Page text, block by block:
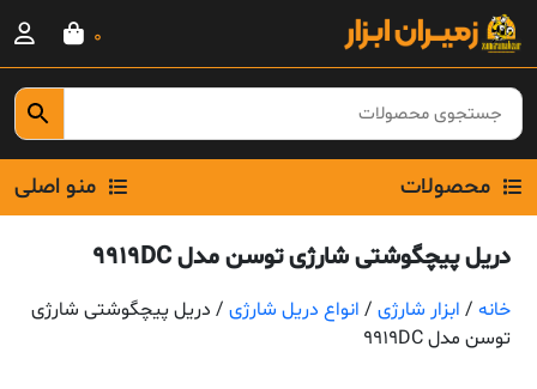
Skip
content
0
محصولات منو اصلی
دریل پیچگوشتی شارژی توسن مدل 9919DC
خانه / ابزار شارژی / انواع دریل شارژی / دریل پیچگوشتی شارژی
توسن مدل 9919DC